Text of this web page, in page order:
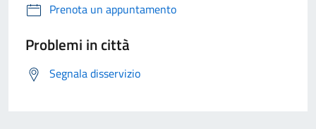
Prenota un appuntamento
Problemi in città
Segnala disservizio